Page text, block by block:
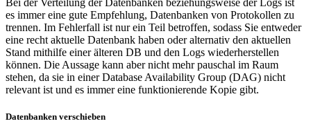
Bei der Verteilung der Datenbanken beziehungsweise der Logs ist
es immer eine gute Empfehlung, Datenbanken von Protokollen zu
trennen. Im Fehlerfall ist nur ein Teil betroffen, sodass Sie entweder
eine recht aktuelle Datenbank haben oder alternativ den aktuellen
Stand mithilfe einer älteren DB und den Logs wiederherstellen
können. Die Aussage kann aber nicht mehr pauschal im Raum
stehen, da sie in einer Database Availability Group (DAG) nicht
relevant ist und es immer eine funktionierende Kopie gibt.
Datenbanken verschieben